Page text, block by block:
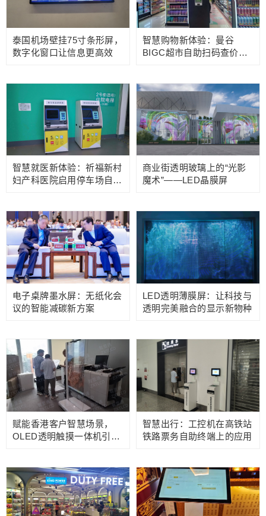
泰国机场壁挂75寸条形屏，
数字化窗口让信息更高效
智慧购物新体验：曼谷
BIGC超市自助扫码查价机
智慧就医新体验：祈福新村
妇产科医院启用停车场自助
商业街透明玻璃上的“光影
魔术”——LED晶膜屏
电子桌牌墨水屏：无纸化会
议的智能减碳新方案
LED透明薄膜屏：让科技与
透明完美融合的显示新物种​
赋能香港客户智慧场景，
OLED透明触摸一体机引领
智慧出行：工控机在高铁站
铁路票务自助终端上的应用